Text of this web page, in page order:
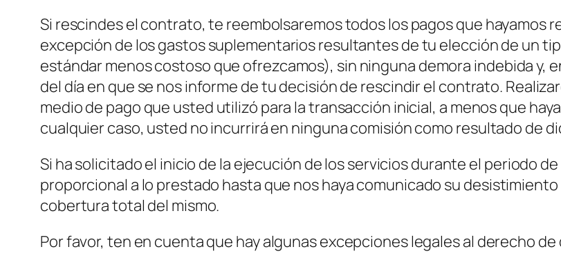
Si rescindes el contrato, te reembolsaremos todos los pagos que hayamos
excepción de los gastos suplementarios resultantes de tu elección de un
estándar menos costoso que ofrezcamos), sin ninguna demora indebida y,
del día en que se nos informe de tu decisión de rescindir el contrato.
medio de pago que usted utilizó para la transacción inicial, a menos que
cualquier caso, usted no incurrirá en ninguna comisión como resultado de
Si ha solicitado el inicio de la ejecución de los servicios durante el periodo
proporcional a lo prestado hasta que nos haya comunicado su
cobertura total del mismo.
Por favor, ten en cuenta que hay algunas excepciones legales al derecho